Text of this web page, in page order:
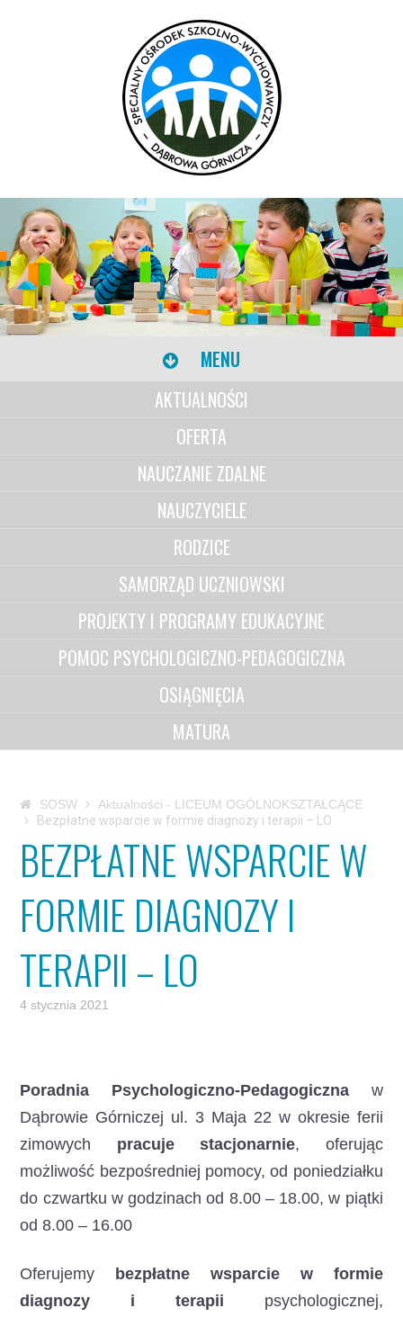
MENU
AKTUALNOŚCI
OFERTA
NAUCZANIE ZDALNE
NAUCZYCIELE
RODZICE
SAMORZĄD UCZNIOWSKI
PROJEKTY I PROGRAMY EDUKACYJNE
POMOC PSYCHOLOGICZNO-PEDAGOGICZNA
OSIĄGNIĘCIA
MATURA
SOSW
Aktualności - LICEUM OGÓLNOKSZTAŁCĄCE
Bezpłatne wsparcie w formie diagnozy i terapii – LO
BEZPŁATNE WSPARCIE W
FORMIE DIAGNOZY I
TERAPII – LO
4 stycznia 2021
Poradnia Psychologiczno-Pedagogiczna w
Dąbrowie Górniczej ul. 3 Maja 22 w okresie ferii
zimowych pracuje stacjonarnie, oferując
możliwość bezpośredniej pomocy, od poniedziałku
do czwartku w godzinach od 8.00 – 18.00, w piątki
od 8.00 – 16.00
Oferujemy
bezpłatne wsparcie w formie
diagnozy i terapii psychologicznej,